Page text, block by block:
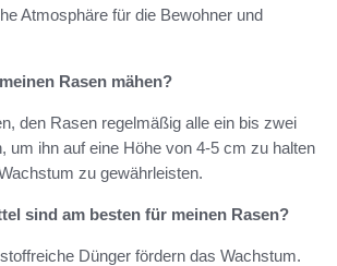
Atmosphäre für die Bewohner und
Rasen mähen?
den Rasen regelmäßig alle ein bis zwei
um ihn auf eine Höhe von 4-5 cm zu halten
zu gewährleisten.
sind am besten für meinen Rasen?
Dünger fördern das Wachstum.